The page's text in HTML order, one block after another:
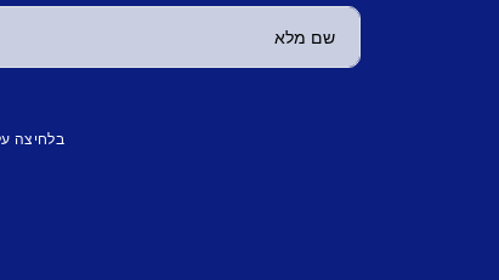
בלחיצה